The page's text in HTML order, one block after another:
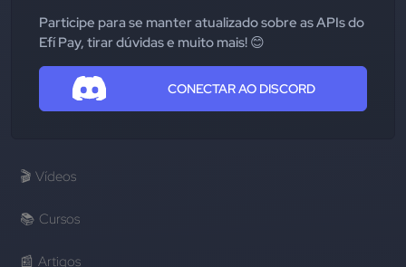
Participe para se manter atualizado sobre as APIs do
Efí Pay, tirar dúvidas e muito mais! 😊
CONECTAR AO DISCORD
🎬 Vídeos
📚 Cursos
📰 Artigos